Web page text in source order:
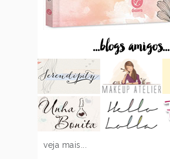
...blogs amigos...
veja mais...